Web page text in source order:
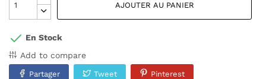
AJOUTER AU PANIER
En Stock
Add to compare
Partager Tweet Pinterest